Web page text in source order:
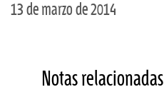
13 de marzo de 2014
Notas relacionadas